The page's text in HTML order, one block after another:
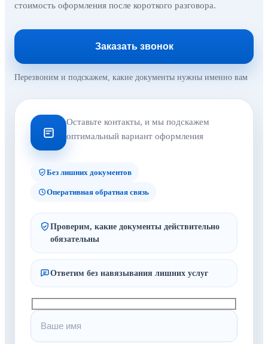
стоимость оформления после короткого разговора.
Заказать звонок
Перезвоним и подскажем, какие документы нужны именно вам
Оставьте контакты, и мы подскажем
оптимальный вариант оформления
Без лишних документов
Оперативная обратная связь
Проверим, какие документы действительно
обязательны
Ответим без навязывания лишних услуг